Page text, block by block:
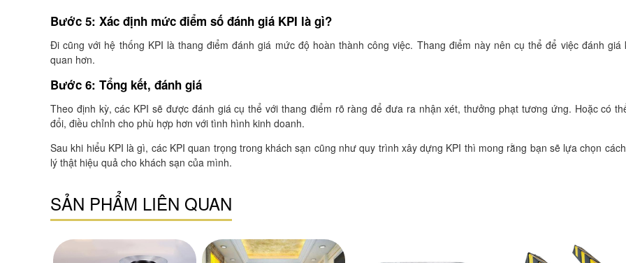
Bước 5: Xác định mức điểm số đánh giá KPI là gì?
Đi cũng với hệ thống KPI là thang điểm đánh giá mức độ hoàn thành công việc. Thang điểm này nên cụ thể để việc đánh giá
quan hơn.
Bước 6: Tổng kết, đánh giá
Theo định kỳ, các KPI sẽ được đánh giá cụ thể với thang điểm rõ ràng để đưa ra nhận xét, thưởng phạt tương ứng. Hoặc có
đổi, điều chỉnh cho phù hợp hơn với tình hình kinh doanh.
Sau khi hiểu KPI là gì, các KPI quan trọng trong khách sạn cũng như quy trình xây dựng KPI thì mong rằng bạn sẽ lựa chọn
lý thật hiệu quả cho khách sạn của mình.
SẢN PHẨM LIÊN QUAN